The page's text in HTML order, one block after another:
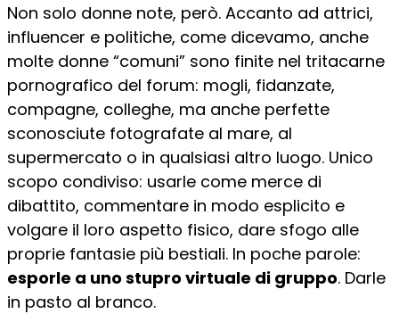
Non solo donne note, però. Accanto ad attrici,
influencer e politiche, come dicevamo, anche
molte donne “comuni” sono finite nel tritacarne
pornografico del forum: mogli, fidanzate,
compagne, colleghe, ma anche perfette
sconosciute fotografate al mare, al
supermercato o in qualsiasi altro luogo. Unico
scopo condiviso: usarle come merce di
dibattito, commentare in modo esplicito e
volgare il loro aspetto fisico, dare sfogo alle
proprie fantasie più bestiali. In poche parole:
esporle a uno stupro virtuale di gruppo. Darle
in pasto al branco.